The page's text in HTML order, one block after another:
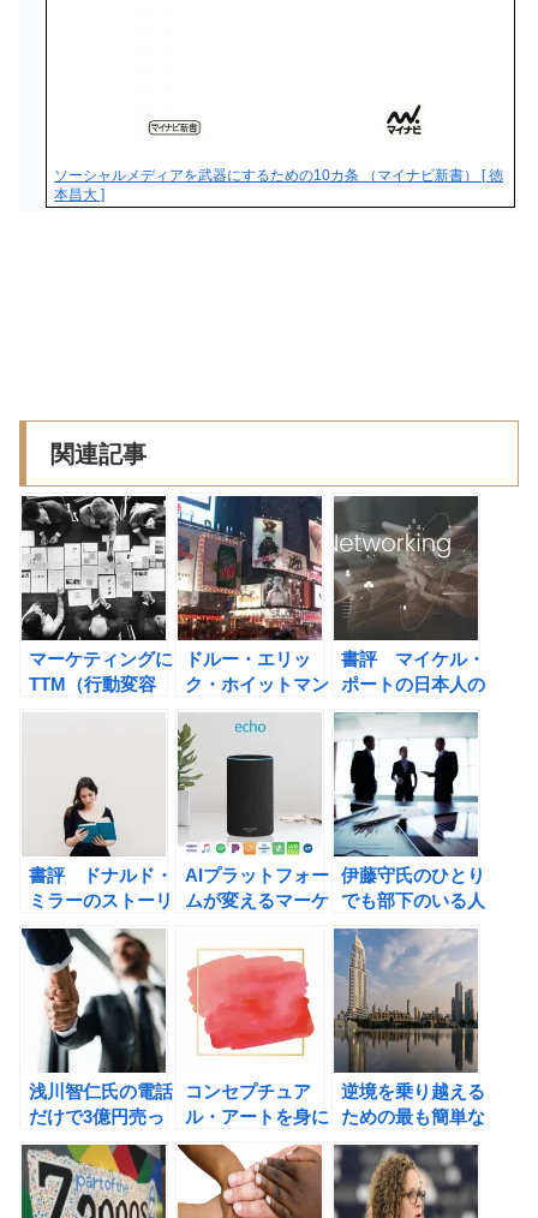
ソーシャルメディアを武器にするための10カ条 （マイナビ新書） [ 徳
本昌大 ]
関連記事
マーケティングに
TTM（行動変容
ドルー・エリッ
ク・ホイットマン
の現代広告の心理
技術101の書評
書評 マイケル・
ポートの日本人の
知らなかったフリ
ーエージェント起
業術
書評 ドナルド・
ミラーのストーリ
ーブランディング
戦略
AIプラットフォー
ムが変えるマーケ
伊藤守氏のひとり
でも部下のいる人
のための世界一シ
ンプルなマネジメ
ント術 3分間コー
チの書評
浅川智仁氏の電話
だけで3億円売っ
た伝説のセールス
マンが教える お
金と心を動かす会
コンセプチュア
ル・アートを身に
つけよう！石川康
晴氏の学びなおす
力 新時代を勝ち
逆境を乗り越える
ための最も簡単な
方法。